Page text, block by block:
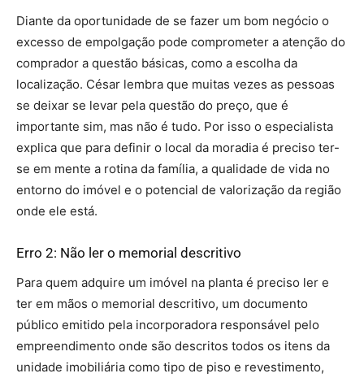
Diante da oportunidade de se fazer um bom negócio o
excesso de empolgação pode comprometer a atenção do
comprador a questão básicas, como a escolha da
localização. César lembra que muitas vezes as pessoas
se deixar se levar pela questão do preço, que é
importante sim, mas não é tudo. Por isso o especialista
explica que para definir o local da moradia é preciso ter-
se em mente a rotina da família, a qualidade de vida no
entorno do imóvel e o potencial de valorização da região
onde ele está.
Erro 2: Não ler o memorial descritivo
Para quem adquire um imóvel na planta é preciso ler e
ter em mãos o memorial descritivo, um documento
público emitido pela incorporadora responsável pelo
empreendimento onde são descritos todos os itens da
unidade imobiliária como tipo de piso e revestimento,